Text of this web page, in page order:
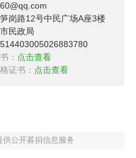
多次手术。）肇事方
无力，并停止支付一
多，（重症监护每天
常费用将近三万）现
岗路12号中民广场A座3楼
民政局
514403005026883780
： 点击查看
证书： 点击查看
公开募捐信息服务